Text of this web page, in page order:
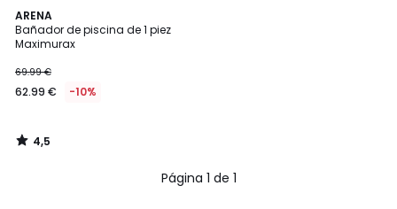
ARENA
Bañador de piscina de 1 piez
Maximurax
69.99 €
62.99 € -10%
4,5
/ 5
4,5
/
Página 1 de 1